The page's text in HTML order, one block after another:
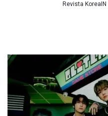
Revista KoreaIN